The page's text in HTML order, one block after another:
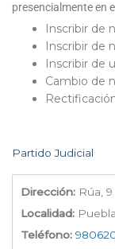
presencialmente en
Inscribir de
Inscribir de
Inscribir de
Cambio de
Partido Judicial
Dirección: Rúa, 9
Localidad:
Teléfono: